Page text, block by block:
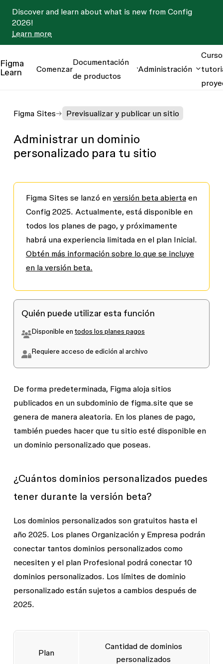
Discover and learn about what is new from Config
2026!
Learn more
Figma
Learn
Comenzar
Documentación
de productos
Administración
Figma Sites Previsualizar y publicar un sitio
Administrar un dominio
personalizado para tu sitio
Figma Sites se lanzó en versión beta abiertaen
Config 2025. Actualmente, está disponible en
todos los planes de pago, y próximamente
habrá una experiencia limitada en el plan Inicial.
Obtén más información sobre lo que se incluye
en la versión beta.
Quién puede utilizar esta función
Disponible en todos los planes pagos
Requiere acceso de edición al archivo
De forma predeterminada, Figma aloja sitios
publicados en un subdominio de figma.siteque se
genera de manera aleatoria. En los planes de pago,
también puedes hacer que tu sitio esté disponible en
un dominio personalizado que poseas.
¿Cuántos dominios personalizados puedes
tener durante la versión beta?
Los dominios personalizados son gratuitos hasta el
año 2025. Los planes Organización y Empresa podrán
conectar tantos dominios personalizados como
necesiten y el plan Profesional podrá conectar 10
dominios personalizados. Los límites de dominio
personalizado están sujetos a cambios después de
2025.
Plan
Cantidad de dominios
personalizados